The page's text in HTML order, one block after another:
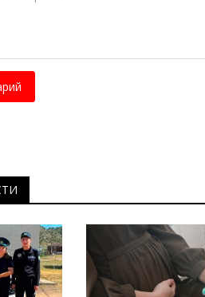
побывал в Семее – еще одном городе